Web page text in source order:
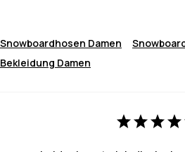
Snowboardhosen Damen
Bekleidung Damen